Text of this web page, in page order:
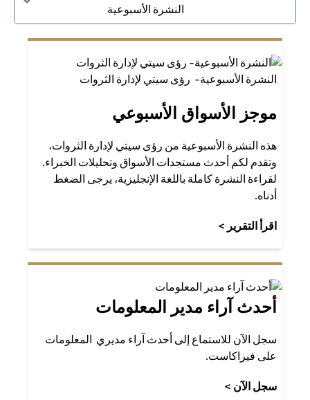
النشرة الأسبوعية
النشرة الأسبوعية- رؤى سيتي لإدارة الثروات
موجز الأسواق الأسبوعي
هذه النشرة الأسبوعية من رؤى سيتي لإدارة الثروات،
وتقدم لكم أحدث مستجدات الأسواق وتحليلات الخبراء.
لقراءة النشرة كاملة باللغة الإنجليزية، يرجى الضغط
أدناه.
اقرأ التقرير >
أحدث آراء مدير المعلومات
سجل الآن للاستماع إلى أحدث آراء مديري المعلومات
على فيراكاست.
سجل الآن >